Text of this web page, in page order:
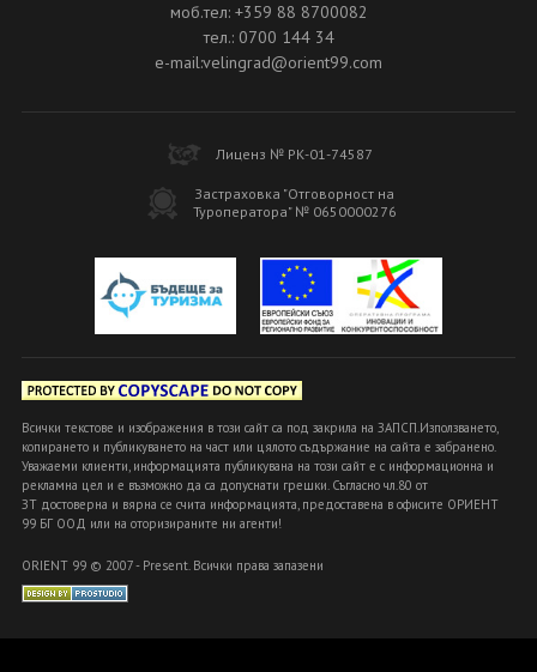
моб.тел: +359 88 8700082
тел.: 0700 144 34
e-mail:velingrad@orient99.com
Лиценз № РК-01-74587
Застраховка "Отговорност на
Туроператора" № 0650000276
Всички текстове и изображения в този сайт са под закрила на ЗАПСП.Използването,
копирането и публикуването на част или цялото съдържание на сайта е забранено.
Уважаеми клиенти, информацията публикувана на този сайт е с информационна и
рекламна цел и е възможно да са допуснати грешки. Съгласно чл.80 от
ЗТ достоверна и вярна се счита информацията, предоставена в офисите ОРИЕНТ
99 БГ ООД или на оторизираните ни агенти!
ORIENT 99 © 2007 - Present. Всички права запазени